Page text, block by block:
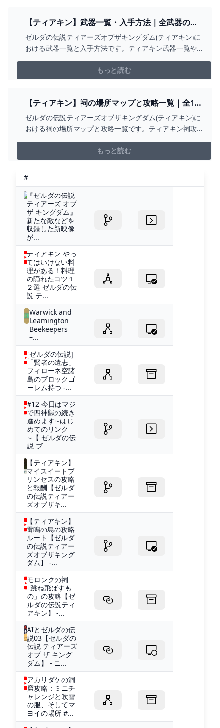
【ティアキン】武器一覧・入手方法｜全武器の耐
久値と効果【ゼルダの伝説ティアーズオブザキン
グダム】
ゼルダの伝説ティアーズオブザキングダム(ティアキン)に
おける武器一覧と入手方法です。ティアキン武器一覧や
もっと読む
【ティアキン】祠の場所マップと攻略一覧｜全152
箇所【ゼルダの伝説ティアーズオブザキングダ
ム】
ゼルダの伝説ティアーズオブザキングダム(ティアキン)に
おける祠の場所マップと攻略一覧です。ティアキン祠攻
もっと読む
#
『ゼルダの伝説
ティアーズ オブ
ザ キングダム』
新たな敵などを
収録した新映像
が...
ティアキン やっ
てはいけない料
理がある！料理
の隠れたコツ１
２選 ゼルダの伝
説 テ...
Warwick and
Leamington
Beekeepers
–...
[ゼルダの伝説]
「賢者の遺志」
フィローネ空諸
島のブロックゴ
ーレム持つ -...
#12 今日はマジ
で四神獣の続き
進めます∼はじ
めてのリンク
∼【 ゼルダの伝
説 ブ...
【ティアキン】
マイスイートプ
リンセスの攻略
と報酬【ゼルダ
の伝説ティアー
ズオブザキ...
【ティアキン】
雷鳴の島の攻略
ルート【ゼルダ
の伝説ティアー
ズオブザキング
ダム】 -...
モロンクの祠
｢跳ね飛ばすも
の」の攻略【ゼ
ルダの伝説ティ
アキン】 -...
AIとゼルダの伝
説03【ゼルダの
伝説 ティアーズ
オブ ザ キング
ダム】 - ニ...
アカリダケの洞
窟攻略：ミニチ
ャレンジと吹雪
の服、そしてマ
ヨイの場所 #...